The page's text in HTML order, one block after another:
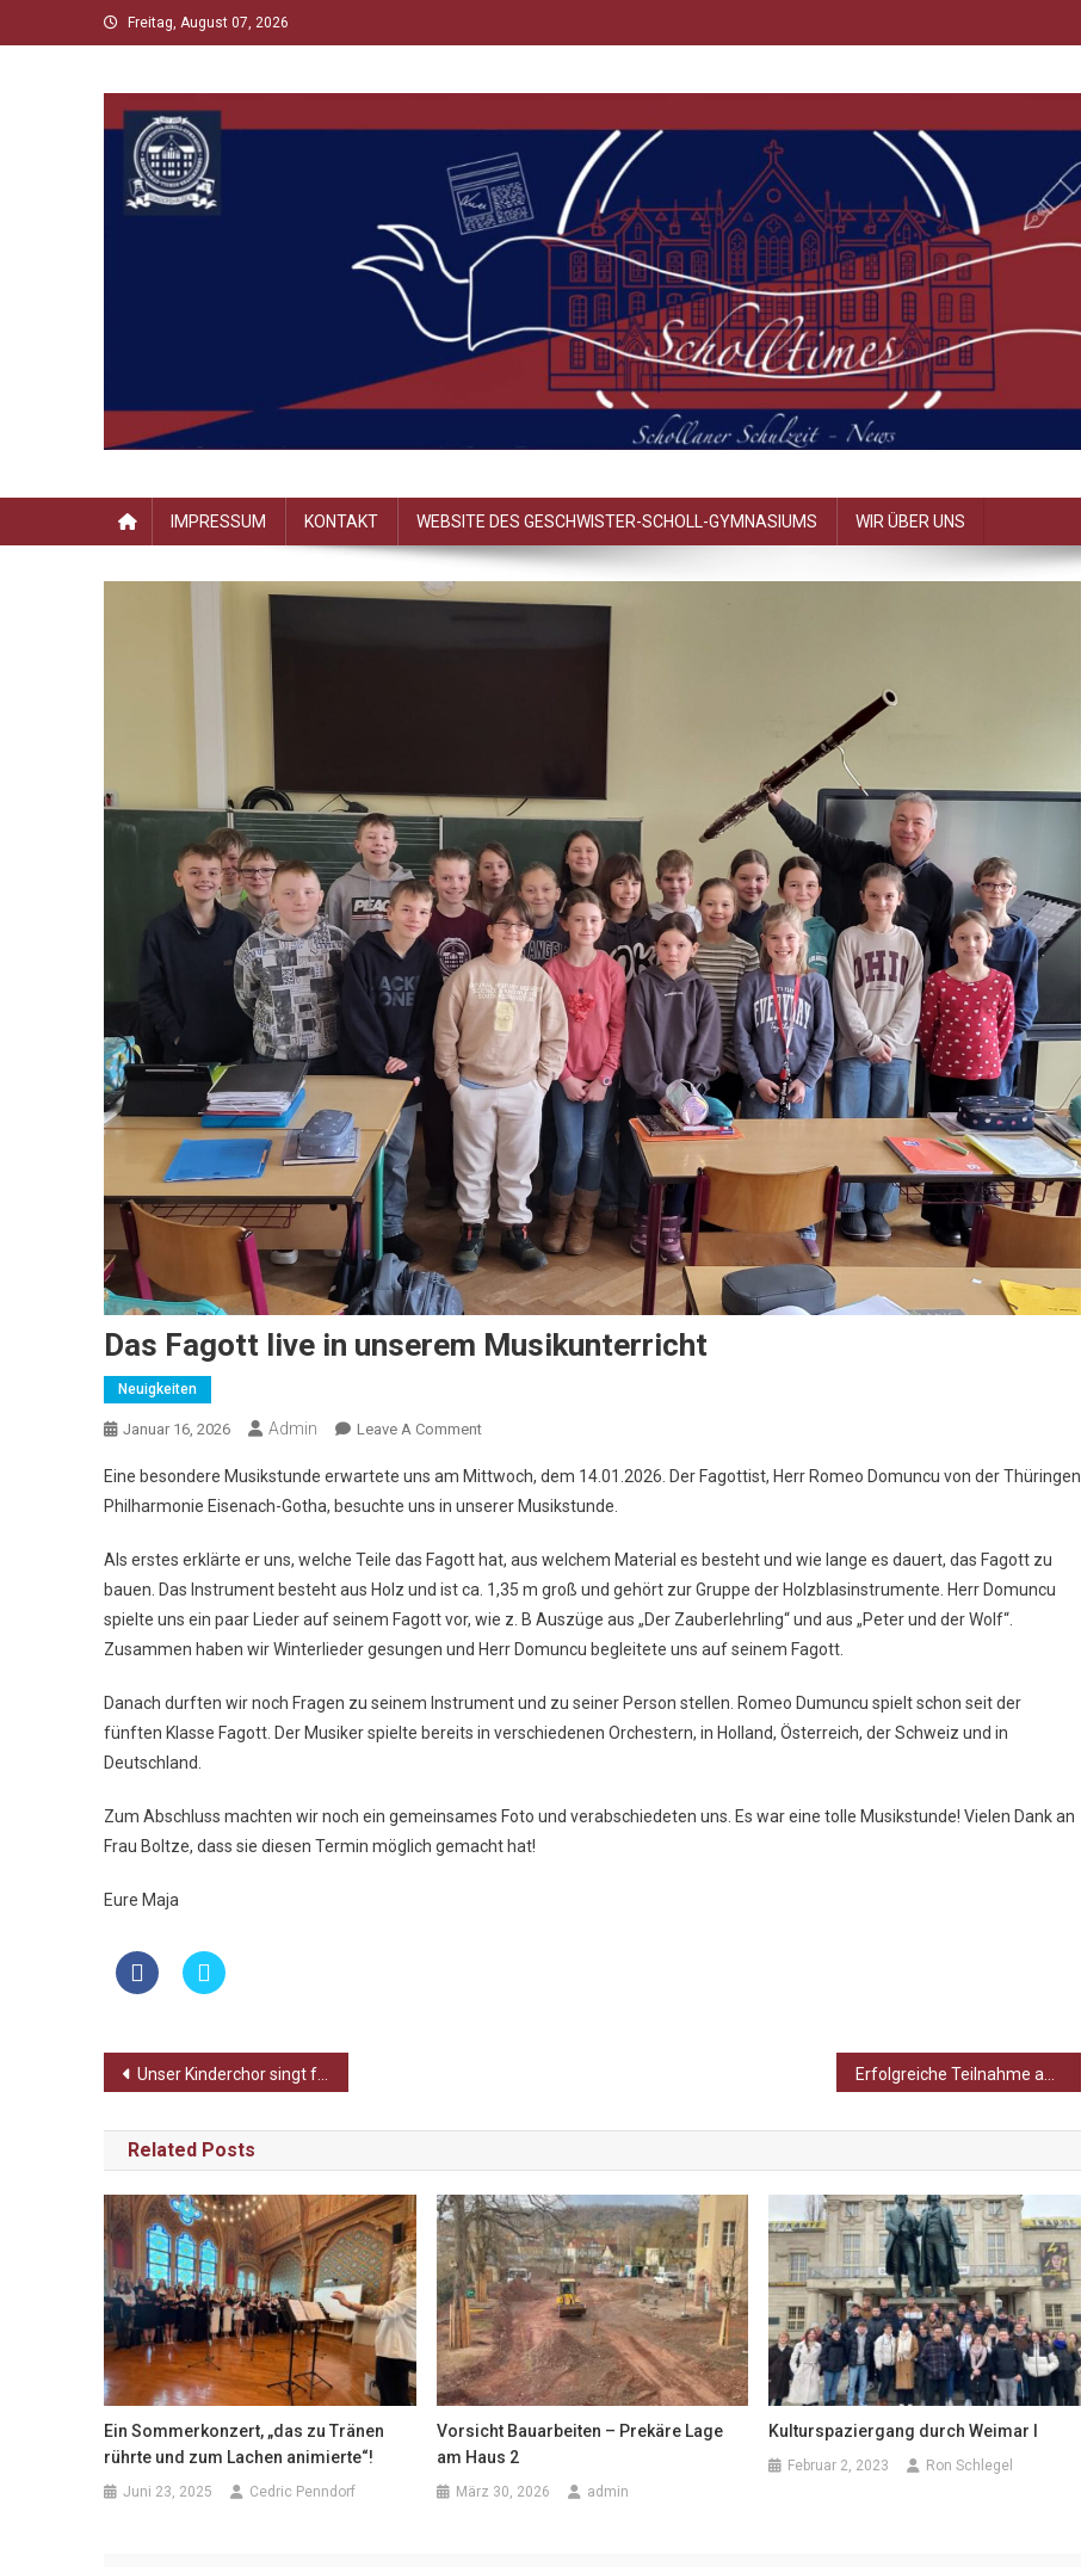
to
Freitag, August 07, 2026
IMPRESSUM KONTAKT WEBSITE DES GESCHWISTER-SCHOLL-GYMNASIUMS WIR ÜBER UNS
Das Fagott live in unserem Musikunterricht
Neuigkeiten
Januar 16, 2026 Admin Leave A CommentOn
Fagott
Live
Unserem
Musikunterricht
Eine besondere Musikstunde erwartete uns am Mittwoch, dem 14.01.2026. Der Fagottist, Herr Romeo Domuncu von der Thüringen
Philharmonie Eisenach-Gotha, besuchte uns in unserer Musikstunde.
Als erstes erklärte er uns, welche Teile das Fagott hat, aus welchem Material es besteht und wie lange es dauert, das Fagott zu
bauen. Das Instrument besteht aus Holz und ist ca. 1,35 m groß und gehört zur Gruppe der Holzblasinstrumente. Herr Domuncu
spielte uns ein paar Lieder auf seinem Fagott vor, wie z. B Auszüge aus „Der Zauberlehrling“ und aus „Peter und der Wolf“.
Zusammen haben wir Winterlieder gesungen und Herr Domuncu begleitete uns auf seinem Fagott.
Danach durften wir noch Fragen zu seinem Instrument und zu seiner Person stellen. Romeo Dumuncu spielt schon seit der
fünften Klasse Fagott. Der Musiker spielte bereits in verschiedenen Orchestern, in Holland, Österreich, der Schweiz und in
Deutschland.
Zum Abschluss machten wir noch ein gemeinsames Foto und verabschiedeten uns. Es war eine tolle Musikstunde! Vielen Dank an
Frau Boltze, dass sie diesen Termin möglich gemacht hat!
Eure Maja
Beitragsnavigation
Unser Kinderchor singt für den guten Zweck!
Related Posts
Ein Sommerkonzert, „das zu Tränen
rührte und zum Lachen animierte“!
Juni 23, 2025 Cedric Penndorf
Vorsicht Bauarbeiten – Prekäre Lage
am Haus 2
März 30, 2026 admin
Kulturspaziergang durch Weimar I
Februar 2, 2023 Ron Schlegel